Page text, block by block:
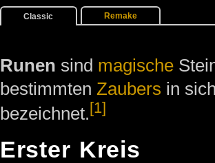
Classic Remake
Runen sind magische
bestimmten Zaubers in
bezeichnet. [1]
Erster Kreis